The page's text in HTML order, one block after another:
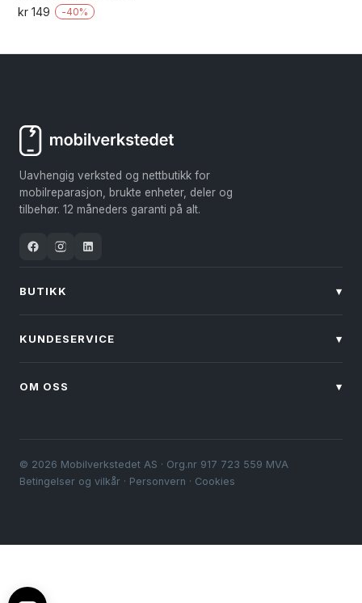
kr 149 -40%
produktet
Alternativene
kan
velges
på
Uavhengig verksted og nettbutikk for
mobilreparasjon, brukte enheter, deler og
tilbehør. 12 måneders garanti på alt.
BUTIKK ▾
KUNDESERVICE ▾
OM OSS ▾
© 2026 Mobilverkstedet AS · Org.nr 917 723 559 MVA
Betingelser og vilkår · Personvern · Cookies